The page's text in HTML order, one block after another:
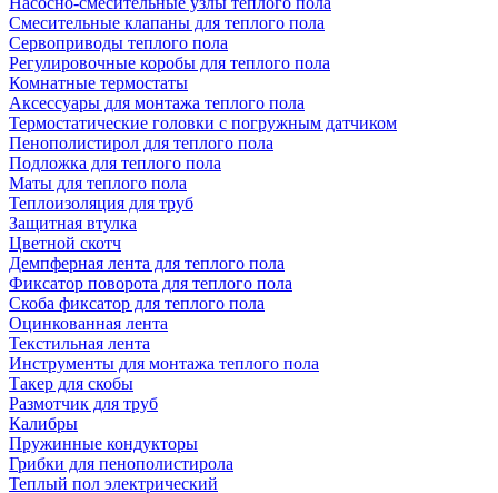
Смесительные клапаны для теплого пола
Сервоприводы теплого пола
Регулировочные коробы для теплого пола
Комнатные термостаты
Аксессуары для монтажа теплого пола
Термостатические головки с погружным датчиком
Пенополистирол для теплого пола
Подложка для теплого пола
Маты для теплого пола
Теплоизоляция для труб
Защитная втулка
Цветной скотч
Демпферная лента для теплого пола
Фиксатор поворота для теплого пола
Скоба фиксатор для теплого пола
Оцинкованная лента
Текстильная лента
Инструменты для монтажа теплого пола
Такер для скобы
Размотчик для труб
Калибры
Пружинные кондукторы
Грибки для пенополистирола
Теплый пол электрический